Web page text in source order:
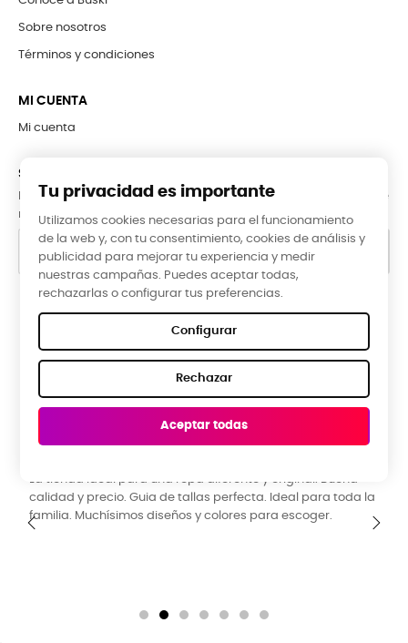
Sobre nosotros
Términos y condiciones
MI CUENTA
Mi cuenta
SUBCRÍBETE A LA NEWSLETTER
Puede darse de baja en cualquier momento. Para ello, consulte
nuestra información de contacto en el aviso legal.
Google Reviews
★★★★★
Raquel Campos, hace 3 meses
La tienda ideal para una ropa diferente y original. Buena
calidad y precio. Guia de tallas perfecta. Ideal para toda la
familia. Muchísimos diseños y colores para escoger.
Tu privacidad es importante
Utilizamos cookies necesarias para el funcionamiento
de la web y, con tu consentimiento, cookies de análisis y
publicidad para mejorar tu experiencia y medir
nuestras campañas. Puedes aceptar todas,
rechazarlas o configurar tus preferencias.
Configurar
Rechazar
Aceptar todas